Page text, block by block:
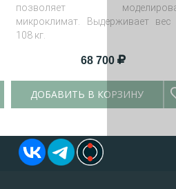
позволяет
микроклимат. Выдерживает
108 кг.
68 700
ДОБАВИТЬ В КОРЗИНУ